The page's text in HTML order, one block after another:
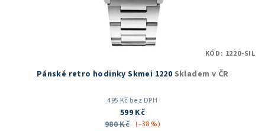
Pánské retro hodinky Skmei 1220 Skladem v ČR
495 Kč bez DPH
599 Kč
980 Kč (–38 %)
KÓD: 1220-SIL